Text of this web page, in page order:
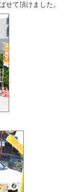
せて頂けました。